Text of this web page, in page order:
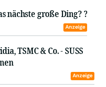
nächste große Ding? ?
Anzeige
TSMC & Co. - SUSS
Anzeige